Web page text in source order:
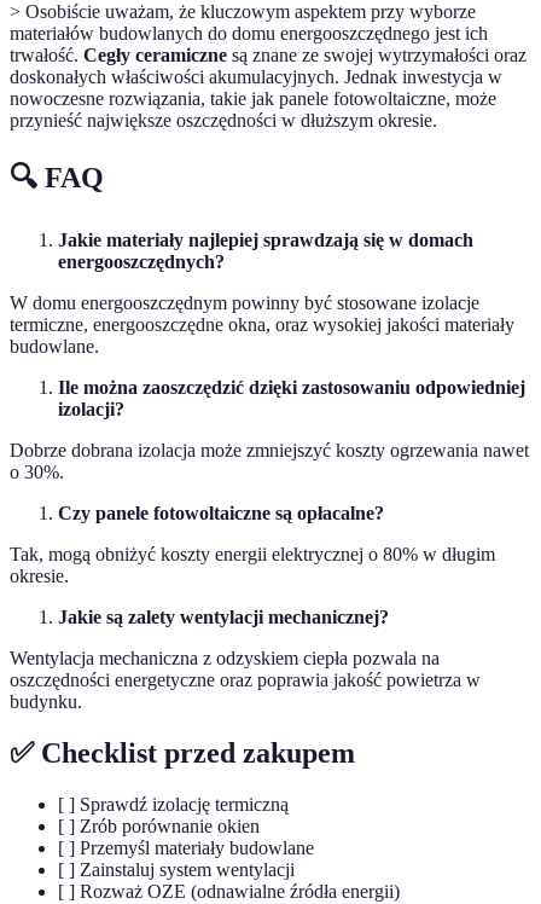
> Osobiście uważam, że kluczowym aspektem przy wyborze
materiałów budowlanych do domu energooszczędnego jest ich
trwałość. Cegły ceramiczne są znane ze swojej wytrzymałości oraz
doskonałych właściwości akumulacyjnych. Jednak inwestycja w
nowoczesne rozwiązania, takie jak panele fotowoltaiczne, może
przynieść największe oszczędności w dłuższym okresie.
🔍 FAQ
Jakie materiały najlepiej sprawdzają się w domach
energooszczędnych?
W domu energooszczędnym powinny być stosowane izolacje
termiczne, energooszczędne okna, oraz wysokiej jakości materiały
budowlane.
Ile można zaoszczędzić dzięki zastosowaniu odpowiedniej
izolacji?
Dobrze dobrana izolacja może zmniejszyć koszty ogrzewania nawet
o 30%.
Czy panele fotowoltaiczne są opłacalne?
Tak, mogą obniżyć koszty energii elektrycznej o 80% w długim
okresie.
Jakie są zalety wentylacji mechanicznej?
Wentylacja mechaniczna z odzyskiem ciepła pozwala na
oszczędności energetyczne oraz poprawia jakość powietrza w
budynku.
✅ Checklist przed zakupem
[ ] Sprawdź izolację termiczną
[ ] Zrób porównanie okien
[ ] Przemyśl materiały budowlane
[ ] Zainstaluj system wentylacji
[ ] Rozważ OZE (odnawialne źródła energii)